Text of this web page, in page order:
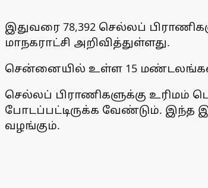
இதுவரை 78,392 செல்லப்
மாநகராட்சி அறிவித்துள்ளது.
சென்னையில் உள்ள 15
செல்லப் பிராணிகளுக்கு உரிமம்
போடப்பட்டிருக்க வேண்டும். இந்த
வழங்கும்.